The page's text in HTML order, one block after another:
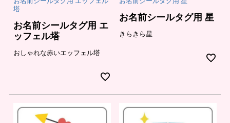
塔
お名前シールタグ用 エ
ッフェル塔
おしゃれな赤いエッフェル塔
お名前シールタグ用 星
きらきら星